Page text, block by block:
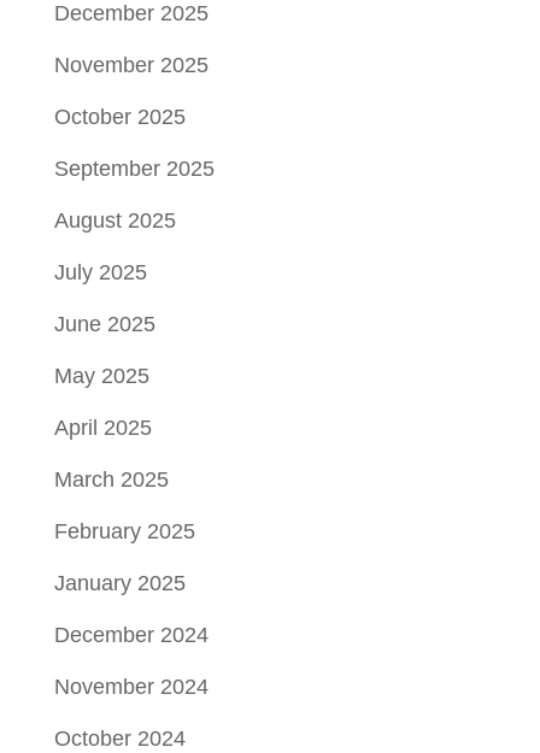
December 2025
November 2025
October 2025
September 2025
August 2025
July 2025
June 2025
May 2025
April 2025
March 2025
February 2025
January 2025
December 2024
November 2024
October 2024